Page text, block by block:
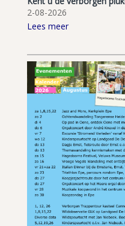
2-08-2026
Lees meer